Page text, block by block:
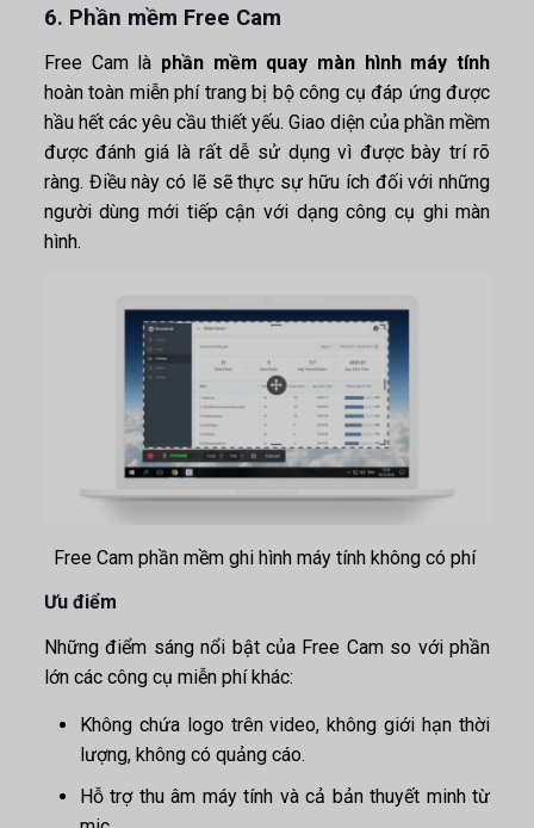
6. Phần mềm Free Cam
Free Cam là phần mềm quay màn hình máy tính
hoàn toàn miễn phí trang bị bộ công cụ đáp ứng được
hầu hết các yêu cầu thiết yếu. Giao diện của phần mềm
được đánh giá là rất dễ sử dụng vì được bày trí rõ
ràng. Điều này có lẽ sẽ thực sự hữu ích đối với những
người dùng mới tiếp cận với dạng công cụ ghi màn
hình.
Free Cam phần mềm ghi hình máy tính không có phí
Ưu điểm
Những điểm sáng nổi bật của Free Cam so với phần
lớn các công cụ miễn phí khác:
Không chứa logo trên video, không giới hạn thời
lượng, không có quảng cáo.
Hỗ trợ thu âm máy tính và cả bản thuyết minh từ